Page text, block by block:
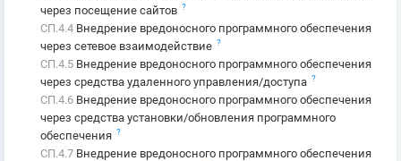
через посещение сайтов ?
СП.4.4 Внедрение вредоносного программного обеспечения
через сетевое взаимодействие ?
СП.4.5 Внедрение вредоносного программного обеспечения
через средства удаленного управления/доступа ?
СП.4.6 Внедрение вредоносного программного обеспечения
через средства установки/обновления программного
обеспечения ?
СП.4.7 Внедрение вредоносного программного обеспечения